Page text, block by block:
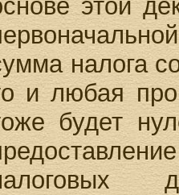
этой
налога
и любая
будет